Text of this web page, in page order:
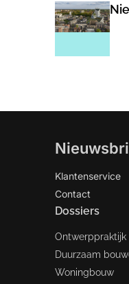
Klantenservice
Contact
Dossiers
Ontwerppraktijk
Duurzaam
Woningbouw